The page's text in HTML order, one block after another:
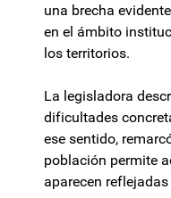
una brecha
en el ámbito
los territorios.
La legisladora
dificultades
ese sentido,
población permite
aparecen